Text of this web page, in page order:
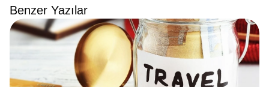
Benzer Yazılar